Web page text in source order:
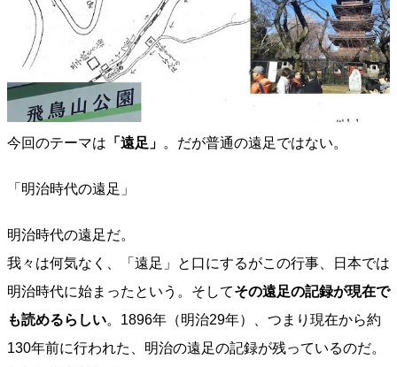
今回のテーマは 「遠足」 。だが普通の遠足ではない。
「明治時代の遠足」
明治時代の遠足だ。
我々は何気なく、「遠足」と口にするがこの行事、日本では
明治時代に始まったという。そしてその遠足の記録が現在で
も読めるらしい。1896年（明治29年）、つまり現在から約
130年前に行われた、明治の遠足の記録が残っているのだ。